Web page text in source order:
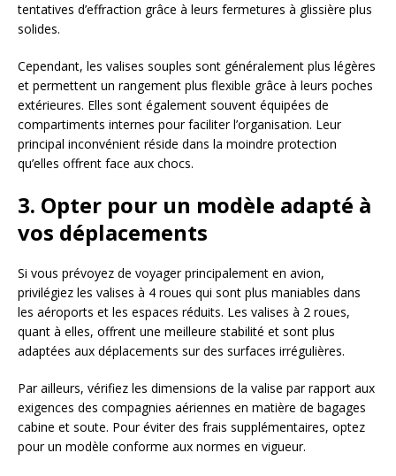
tentatives d’effraction grâce à leurs fermetures à glissière plus
solides.
Cependant, les valises souples sont généralement plus légères
et permettent un rangement plus flexible grâce à leurs poches
extérieures. Elles sont également souvent équipées de
compartiments internes pour faciliter l’organisation. Leur
principal inconvénient réside dans la moindre protection
qu’elles offrent face aux chocs.
3. Opter pour un modèle adapté à
vos déplacements
Si vous prévoyez de voyager principalement en avion,
privilégiez les valises à 4 roues qui sont plus maniables dans
les aéroports et les espaces réduits. Les valises à 2 roues,
quant à elles, offrent une meilleure stabilité et sont plus
adaptées aux déplacements sur des surfaces irrégulières.
Par ailleurs, vérifiez les dimensions de la valise par rapport aux
exigences des compagnies aériennes en matière de bagages
cabine et soute. Pour éviter des frais supplémentaires, optez
pour un modèle conforme aux normes en vigueur.